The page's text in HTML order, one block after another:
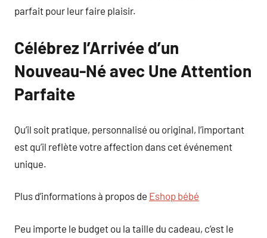
parfait pour leur faire plaisir.
Célébrez l’Arrivée d’un
Nouveau-Né avec Une Attention
Parfaite
Qu’il soit pratique, personnalisé ou original, l’important
est qu’il reflète votre affection dans cet événement
unique.
Plus d’informations à propos de Eshop bébé
Peu importe le budget ou la taille du cadeau, c’est le